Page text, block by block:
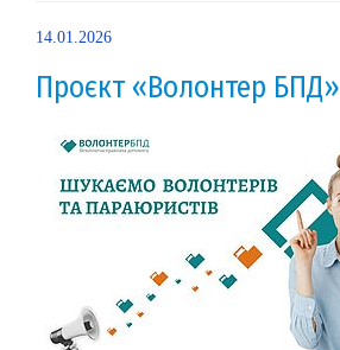
14.01.2026
Проєкт «Волонтер БПД»